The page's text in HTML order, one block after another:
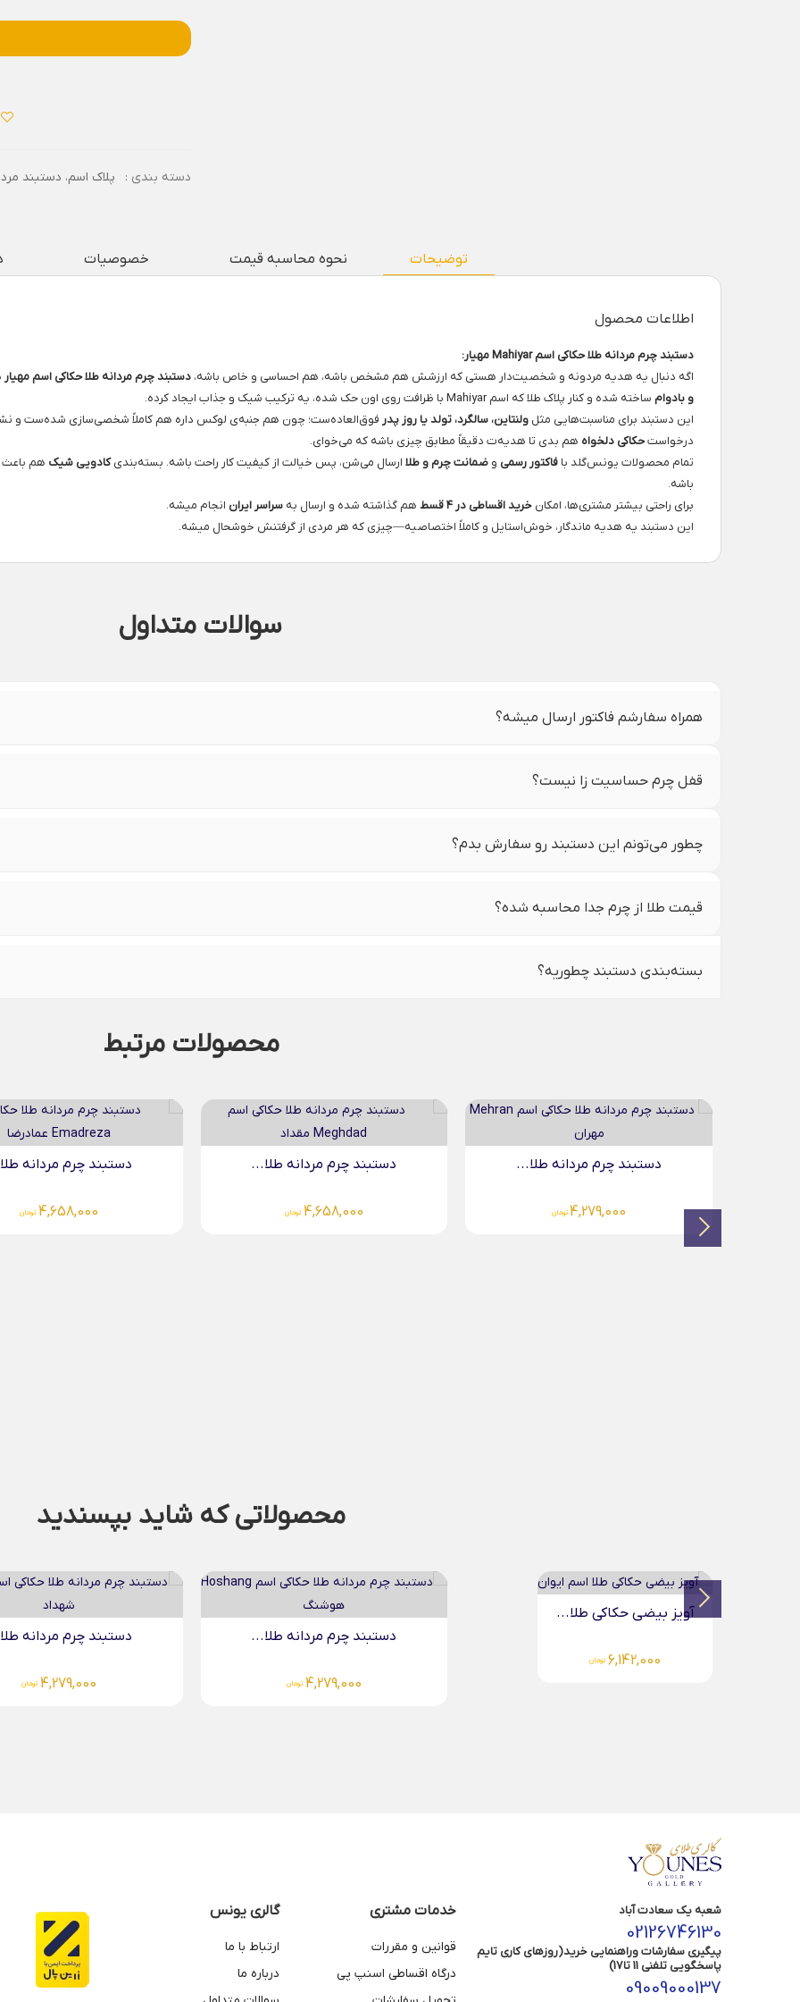
دسته بندی : پلاک اسم، دستبند
توضیحات نحوه محاسبه قیمت خصوصیات
اطلاعات محصول
دستبند چرم مردانه طلا حکاکی اسم Mahiyar مهیار:
اگه دنبال یه هدیه مردونه و شخصیت‌دار هستی که ارزشش هم مشخص باشه، هم احساسی و خاص باشه، دستبند چرم مردانه طلا حکاکی اسم مهیار
و بادوام ساخته شده و کنار پلاک طلا که اسم Mahiyar با ظرافت روی اون حک شده، یه ترکیب شیک و جذاب ایجاد کرده.
این دستبند برای مناسبت‌هایی مثل ولنتاین، سالگرد، تولد یا روز پدر فوق‌العاده‌ست؛ چون هم جنبه‌ی لوکس داره هم کاملاً شخصی‌سازی شده‌ست و نشون
درخواستحکاکی دلخواه هم بدی تا هدیه‌ت دقیقاً مطابق چیزی باشه که می‌خوای.
تمام محصولات یونس‌گلد با فاکتور رسمی و ضمانت چرم و طلا ارسال می‌شن، پس خیالت از کیفیت کار راحت باشه. بسته‌بندیکادویی شیک هم باعث
باشه.
برای راحتی بیشتر مشتری‌ها، امکان خرید اقساطی در ۴ قسط هم گذاشته شده و ارسال به سراسر ایران انجام میشه.
این دستبند یه هدیه ماندگار، خوش‌استایل و کاملاً اختصاصیه—چیزی که هر مردی از گرفتنش خوشحال میشه.
سوالات متداول
همراه سفارشم فاکتور ارسال میشه؟
قفل چرم حساسیت زا نیست؟
چطور می‌تونم این دستبند رو سفارش بدم؟
قیمت طلا از چرم جدا محاسبه شده؟
بسته‌بندی دستبند چطوریه؟
محصولات مرتبط
دستبند چرم مردانه طلا...
4,658,000 تومان
دستبند چرم مردانه طلا...
4,658,000 تومان
دستبند چرم مردانه
4,279,000 تومان
محصولاتی که شاید بپسندید
دستبند چرم مردانه طلا...
4,279,000 تومان
دستبند چرم مردانه
4,095,000 تومان
شعبه یک سعادت آباد
02126746130
پیگیری سفارشات وراهنمایی خرید(روزهای کاری تایم
پاسخگویی تلفنی 11 تا17)
09009000137
خدمات مشتری
قوانین و مقررات
درگاه اقساطی اسنپ پی
گالری یونس
ارتباط با ما
درباره ما